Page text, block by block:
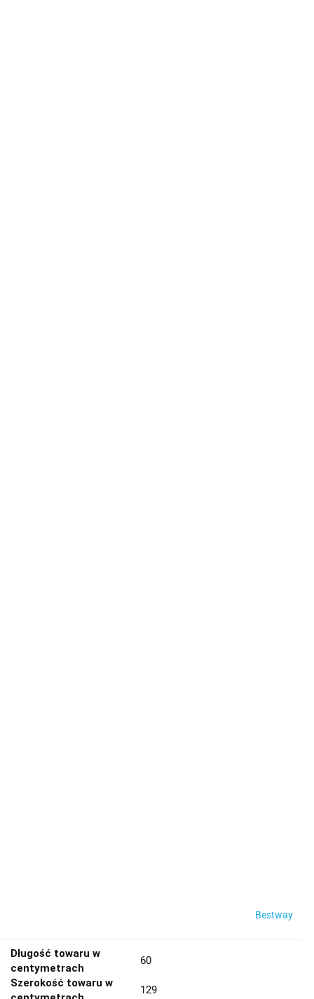
Bestway
Długość towaru w
centymetrach
60
Szerokość towaru w
129